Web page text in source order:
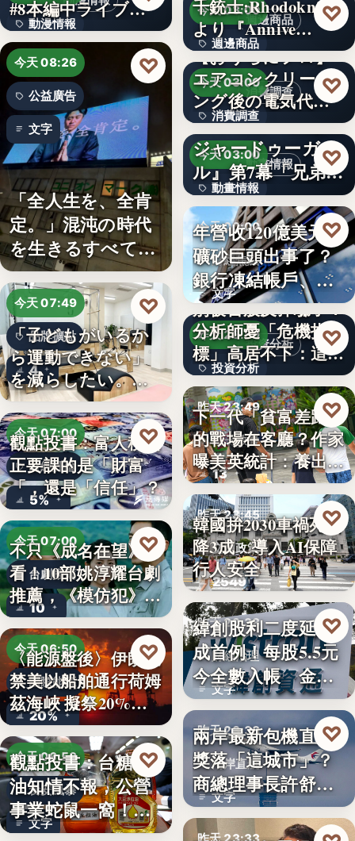
動漫情報
19,800円
#8本編中ライブ映
像…
今天 08:26
公益廣告
文字
「全人生を、全肯
定。」混沌の時代
を生きるすべての
人へ贈る…
♡
今天 07:49
品牌擴點
4
「子どもがいるか
ら運動できない」
を減らしたい。埼
玉県戸田…
♡
今天 07:00
財經評論
5%
觀點投書：富人稅真
正要課的是「財富
「，還是「信任」？
♡
今天 07:00
台劇推薦
10
不只《成名在望》好
看！10部姚淳耀台劇
推薦，《模仿犯》
變…
♡
今天 06:50
國際能源
20%
〈能源盤後〉伊朗擬
禁美以船舶通行荷姆
茲海峽 擬祭20%
貨…
♡
今天 06:50
食安風暴
文字
觀點投書：台糖毒
油知情不報，公營
事業蛇鼠一窩！人
民何堪？
♡
150
週邊商品
今天 03:00
週邊商品
880円
千銃士:Rhodoknight
より『Annive…
♡
消費調查
今天 03:00
消費調查
40%
【おうちにプロ】
エアコンクリーニ
ング後の電気代削
減の実感…
♡
動畫情報
今天 03:00
動畫情報
文字
TVアニメ『天幕の
ジャードゥーガ
ル』第7幕「兄弟」
あらす…
♡
今天 00:00
財經焦點
文字
年營收120億美元鐵
礦砂巨頭出事了？
銀行凍結帳戶、礦
商急…
♡
投資分析
昨天 23:59
投資分析
4.63%
別被台股反彈騙了？
分析師憂「危機指
標」高居不下：這次
一殺…
♡
昨天 23:49
親子教養
13
下一代「貧富差距」
的戰場在客廳？作家
曝美英統計：養出高
學…
♡
昨天 23:45
交通政策
2549
韓國拚2030車禍死亡
降3成 導入AI保障
行人安全
♡
昨天 23:38
財經治理
文字
緯創股利二度延發
成首例！每股5.5元
今全數入帳 金管
會曝…
♡
昨天 23:38
兩岸直航
文字
兩岸最新包機直航
獎落「這城市」？
商總理事長許舒博
透露8月…
♡